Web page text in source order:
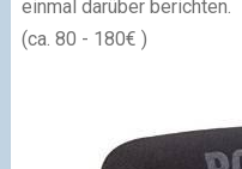
einmal darüber berichten.
(ca. 80 - 180€ )